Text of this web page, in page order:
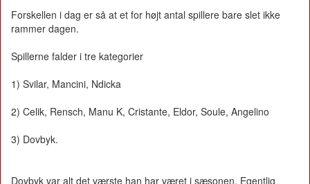
Forskellen i dag er så at et for højt antal spillere bare slet ikke
rammer dagen.
Spillerne falder i tre kategorier
1) Svilar, Mancini, Ndicka
2) Celik, Rensch, Manu K, Cristante, Eldor, Soule, Angelino
3) Dovbyk.
Dovbyk var alt det værste han har været i sæsonen. Egentlig